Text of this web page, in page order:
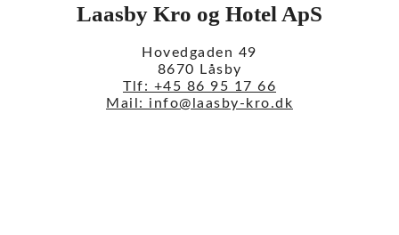
Laasby Kro og Hotel ApS
Hovedgaden 49
8670 Låsby
Tlf: +45 86 95 17 66
Mail: info@laasby-kro.dk